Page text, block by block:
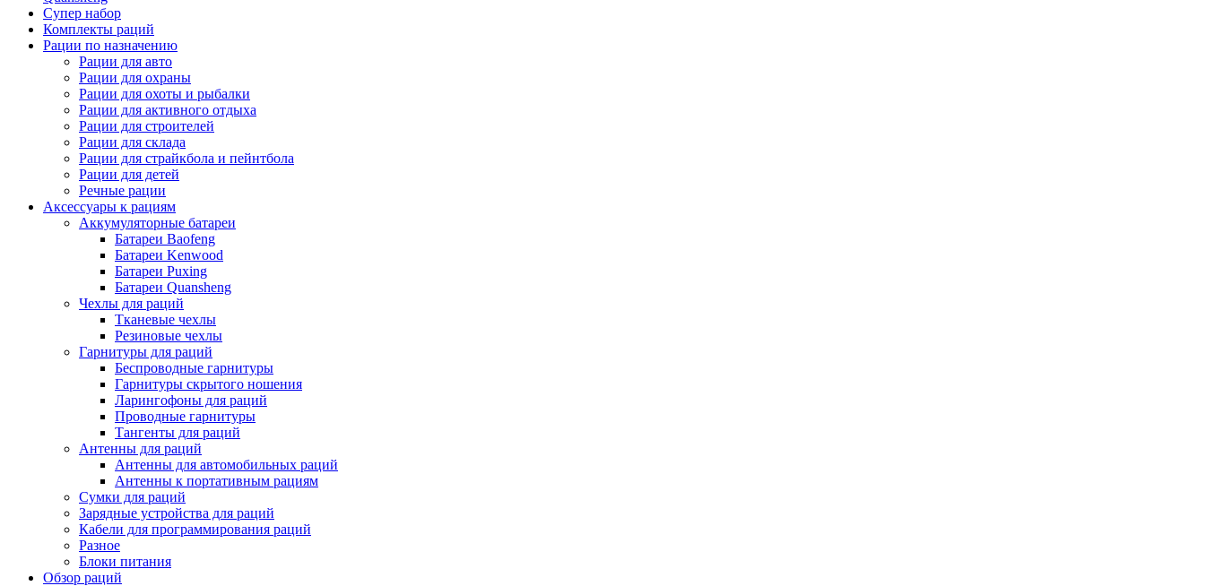
Супер набор
Комплекты раций
Рации по назначению
Рации для авто
Рации для охраны
Рации для охоты и рыбалки
Рации для активного отдыха
Рации для строителей
Рации для склада
Рации для страйкбола и пейнтбола
Рации для детей
Речные рации
Аксессуары к рациям
Аккумуляторные батареи
Батареи Baofeng
Батареи Kenwood
Батареи Puxing
Батареи Quansheng
Чехлы для раций
Тканевые чехлы
Резиновые чехлы
Гарнитуры для раций
Беспроводные гарнитуры
Гарнитуры скрытого ношения
Ларингофоны для раций
Проводные гарнитуры
Тангенты для раций
Антенны для раций
Антенны для автомобильных раций
Антенны к портативным рациям
Сумки для раций
Зарядные устройства для раций
Кабели для программирования раций
Разное
Блоки питания
Обзор раций